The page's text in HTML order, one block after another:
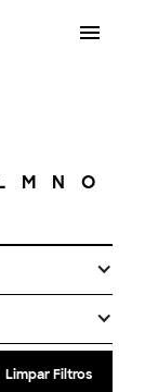
M N O
Limpar Filtros